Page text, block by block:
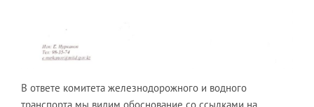
В ответе комитета железнодорожного и водного